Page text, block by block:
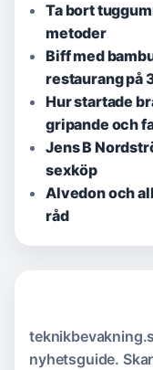
Ta bort
metoder
Biff med
restaurang på
Hur startade
gripande och
Jens B
sexköp
Alvedon och
råd
nyhetsguide.